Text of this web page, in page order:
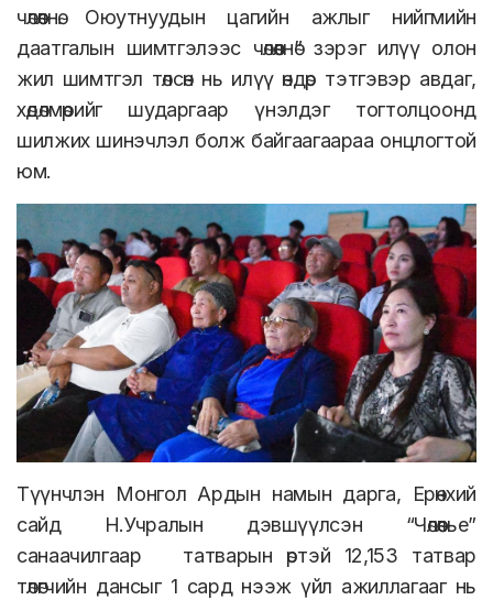
чөлөөлнө. Оюутнуудын цагийн ажлыг нийгмийн
даатгалын шимтгэлээс чөлөөлнө” зэрэг илүү олон
жил шимтгэл төлсөн нь илүү өндөр тэтгэвэр авдаг,
хөдөлмөрийг шударгаар үнэлдэг тогтолцоонд
шилжих шинэчлэл болж байгаагаараа онцлогтой
юм.
Түүнчлэн Монгол Ардын намын дарга, Ерөнхий
сайд Н.Учралын дэвшүүлсэн “Чөлөөлье”
санаачилгаар
татварын өртэй 12,153 татвар
төлөгчийн дансыг 1 сард нээж үйл ажиллагааг нь